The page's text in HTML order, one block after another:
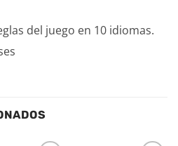
del juego en 10 idiomas.